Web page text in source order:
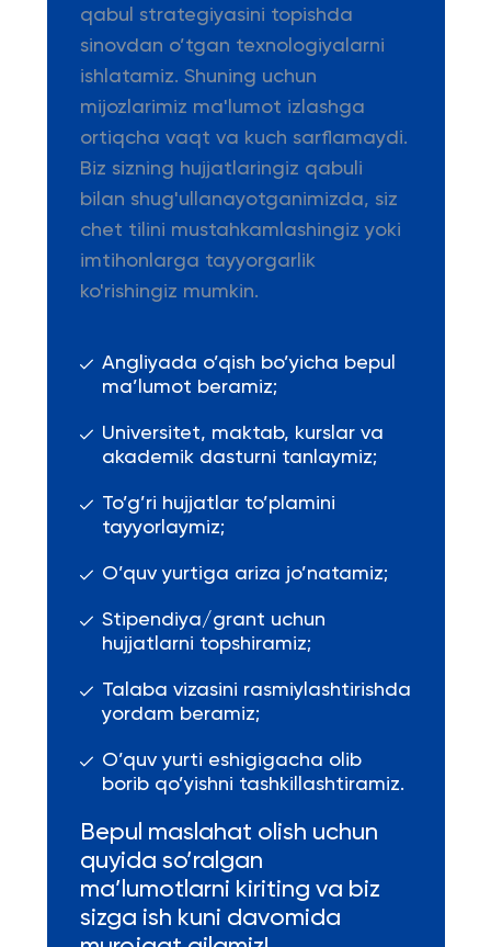
qabul strategiyasini topishda
sinovdan o’tgan texnologiyalarni
ishlatamiz. Shuning uchun
mijozlarimiz ma'lumot izlashga
ortiqcha vaqt va kuch sarflamaydi.
Biz sizning hujjatlaringiz qabuli
bilan shug'ullanayotganimizda, siz
chet tilini mustahkamlashingiz yoki
imtihonlarga tayyorgarlik
ko'rishingiz mumkin.
Angliyada o’qish bo’yicha bepul
ma’lumot beramiz;
Universitet, maktab, kurslar va
akademik dasturni tanlaymiz;
To’g’ri hujjatlar to’plamini
tayyorlaymiz;
O’quv yurtiga ariza jo’natamiz;
Stipendiya/grant uchun
hujjatlarni topshiramiz;
Talaba vizasini rasmiylashtirishda
yordam beramiz;
O’quv yurti eshigigacha olib
borib qo’yishni tashkillashtiramiz.
Bepul maslahat olish uchun
quyida so’ralgan
ma’lumotlarni kiriting va biz
sizga ish kuni davomida